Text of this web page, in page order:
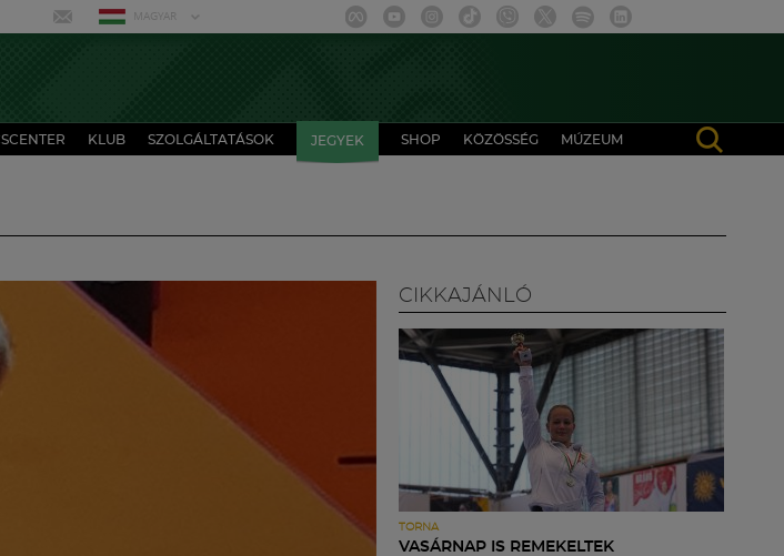
MAGYAR
KLUB SZOLGÁLTATÁSOK JEGYEK SHOP KÖZÖSSÉG MÚZEUM
CIKKAJÁNLÓ
TORNA
VASÁRNAP IS REMEKELTEK